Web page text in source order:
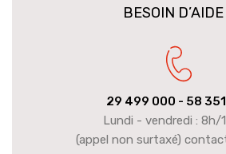
BESOIN
29 499 000 - 58
Lundi - vendredi : 8h/
(appel non surtaxé)